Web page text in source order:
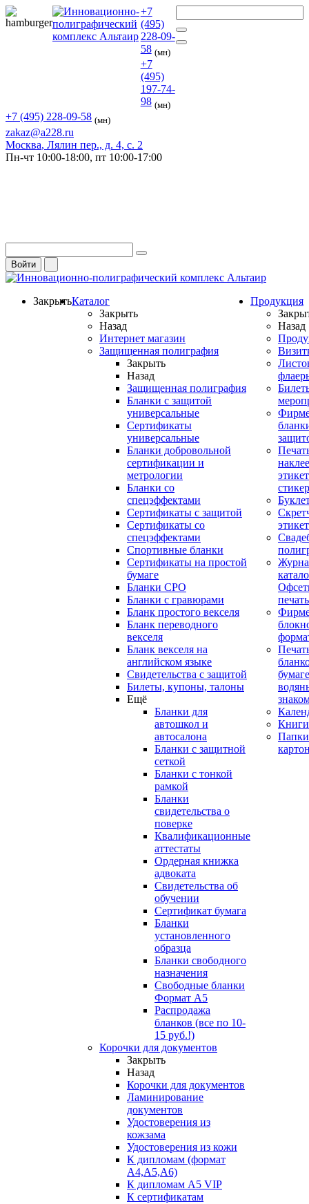
+7
(495)
228-09-
58 (мн)
+7
(495)
197-74-
98 (мн)
+7 (495) 228-09-58 (мн)
zakaz@a228.ru
Москва, Лялин пер., д. 4, с. 2
Пн-чт 10:00-18:00, пт 10:00-17:00
Войти
ЗакрытьКаталог
Закрыть
Назад
Интернет магазин
Защищенная полиграфия
Закрыть
Назад
Защищенная полиграфия
Бланки с защитой
универсальные
Сертификаты
универсальные
Бланки добровольной
сертификации и
метрологии
Бланки со
спецэффектами
Сертификаты с защитой
Сертификаты со
спецэффектами
Спортивные бланки
Cертификаты на простой
бумаге
Бланки СРО
Бланки с гравюрами
Бланк простого векселя
Бланк переводного
векселя
Бланк векселя на
английском языке
Свидетельства с защитой
Билеты, купоны, талоны
Ещё
Бланки для
автошкол и
автосалона
Бланки с защитной
сеткой
Бланки с тонкой
рамкой
Бланки
свидетельства о
поверке
Квалификационные
аттестаты
Ордерная книжка
адвоката
Свидетельства об
обучении
Сертификат бумага
Бланки
установленного
образца
Бланки свободного
назначения
Свободные бланки
Формат А5
Распродажа
бланков (все по 10-
15 руб.!)
Корочки для документов
Закрыть
Назад
Корочки для документов
Ламинирование
документов
Удостоверения из
кожзама
Удостоверения из кожи
К дипломам (формат
А4,А5,А6)
К дипломам А5 VIP
К сертификатам
Продукция
Назад
печать
Книги
Папки